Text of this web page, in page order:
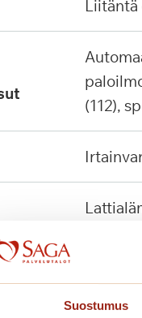
Suostumus
liitäntä
automaattinen
(112),
lattialämmitys, tukikaide,
ei